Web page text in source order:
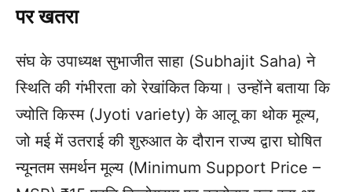
पर खतरा
संघ के उपाध्यक्ष सुभाजीत साहा (Subhajit Saha) ने
स्थिति की गंभीरता को रेखांकित किया। उन्होंने बताया कि
ज्योति किस्म (Jyoti variety) के आलू का थोक मूल्य,
जो मई में उतराई की शुरुआत के दौरान राज्य द्वारा घोषित
न्यूनतम समर्थन मूल्य (Minimum Support Price –